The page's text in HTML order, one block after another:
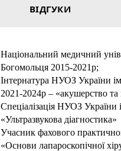
ВІДГУКИ
Національний медичний
Богомольця 2015-2021р;
Інтернатура НУОЗ України
2021-2024р – «акушерство та
Спеціалізація НУОЗ
«Ультразвукова діагностика»
Учасник фахового
«Основи лапароскопічної